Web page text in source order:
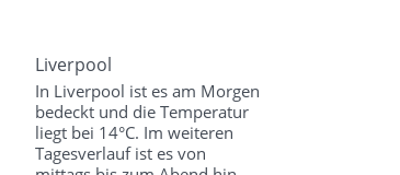
Liverpool
In Liverpool ist es am Morgen
bedeckt und die Temperatur
liegt bei 14°C. Im weiteren
Tagesverlauf ist es von